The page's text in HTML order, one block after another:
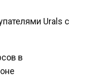
Urals с
в